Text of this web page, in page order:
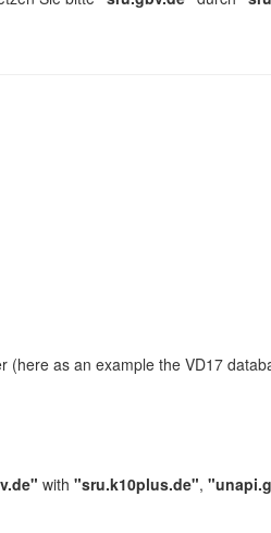
as an example the VD17
with "sru.k10plus.de",